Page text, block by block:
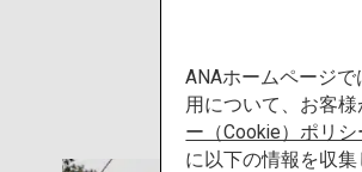
ANAホームページ
用について、お客
ー（Cookie）ポリ
に以下の情報を収集